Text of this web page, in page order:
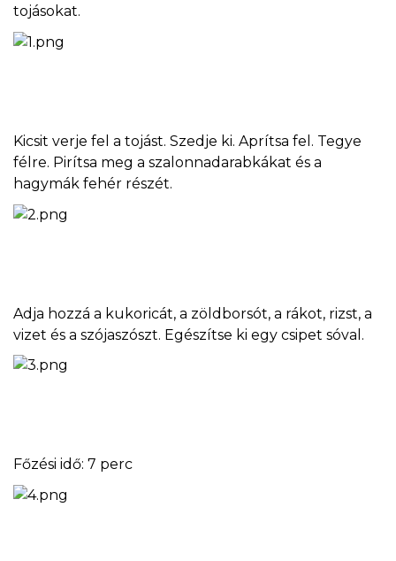
tojásokat.
Kicsit verje fel a tojást. Szedje ki. Aprítsa fel. Tegye
félre. Pirítsa meg a szalonnadarabkákat és a
hagymák fehér részét.
Adja hozzá a kukoricát, a zöldborsót, a rákot, rizst, a
vizet és a szójaszószt. Egészítse ki egy csipet sóval.
Főzési idő: 7 perc